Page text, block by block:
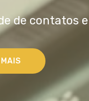
de contatos